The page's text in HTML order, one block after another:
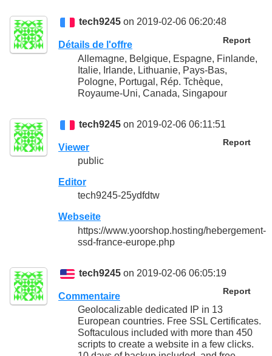
tech9245 on 2019-02-06 06:20:48
Report
Détails de l'offre
Allemagne, Belgique, Espagne, Finlande,
Italie, Irlande, Lithuanie, Pays-Bas,
Pologne, Portugal, Rép. Tchèque,
Royaume-Uni, Canada, Singapour
tech9245 on 2019-02-06 06:11:51
Report
Viewer
public
Editor
tech9245-25ydfdtw
Webseite
https://www.yoorshop.hosting/hebergement-
ssd-france-europe.php
tech9245 on 2019-02-06 06:05:19
Report
Commentaire
Geolocalizable dedicated IP in 13
European countries. Free SSL Certificates.
Softaculous included with more than 450
scripts to create a website in a few clicks.